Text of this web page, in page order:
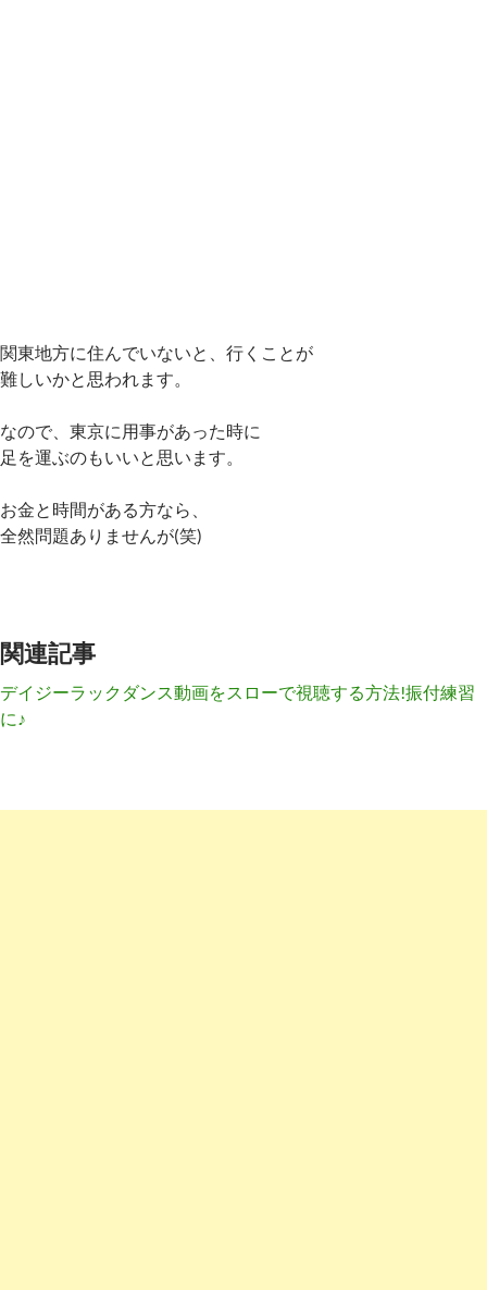
関東地方に住んでいないと、行くことが
難しいかと思われます。
なので、東京に用事があった時に
足を運ぶのもいいと思います。
お金と時間がある方なら、
全然問題ありませんが(笑)
関連記事
デイジーラックダンス動画をスローで視聴する方法!振付練習
に♪